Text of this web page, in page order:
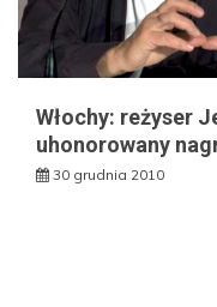
Włochy: reżyser
uhonorowany
30 grudnia 2010